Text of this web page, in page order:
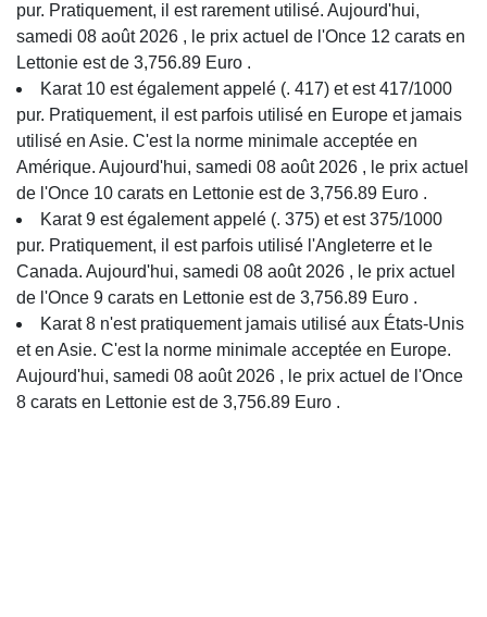
pur. Pratiquement, il est rarement utilisé. Aujourd'hui,
samedi 08 août 2026 , le prix actuel de l'Once 12 carats en
Lettonie est de 3,756.89 Euro .
Karat 10 est également appelé (. 417) et est 417/1000
pur. Pratiquement, il est parfois utilisé en Europe et jamais
utilisé en Asie. C'est la norme minimale acceptée en
Amérique. Aujourd'hui, samedi 08 août 2026 , le prix actuel
de l'Once 10 carats en Lettonie est de 3,756.89 Euro .
Karat 9 est également appelé (. 375) et est 375/1000
pur. Pratiquement, il est parfois utilisé l'Angleterre et le
Canada. Aujourd'hui, samedi 08 août 2026 , le prix actuel
de l'Once 9 carats en Lettonie est de 3,756.89 Euro .
Karat 8 n'est pratiquement jamais utilisé aux États-Unis
et en Asie. C'est la norme minimale acceptée en Europe.
Aujourd'hui, samedi 08 août 2026 , le prix actuel de l'Once
8 carats en Lettonie est de 3,756.89 Euro .